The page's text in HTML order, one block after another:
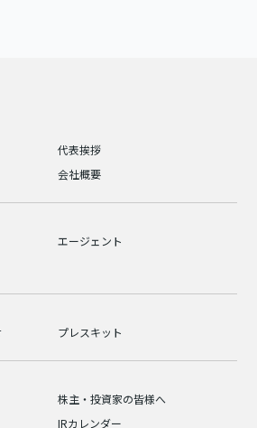
代表挨拶
会社概要
エージェント
プレスキット
株主・投資家の皆様へ
IRカレンダー